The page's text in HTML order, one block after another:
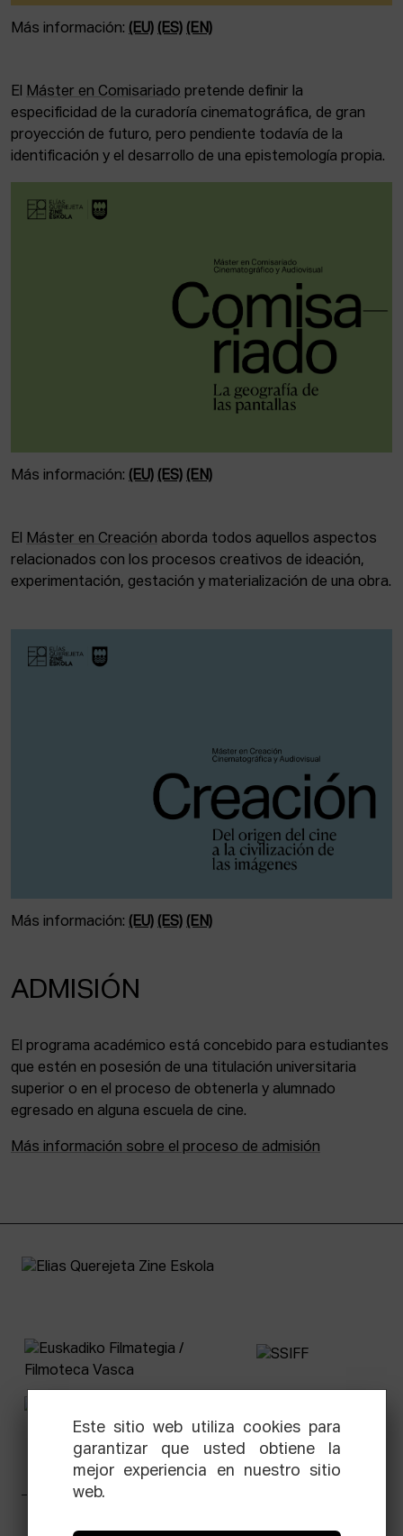
Más información: (EU) (ES) (EN)
El Máster en Comisariado pretende definir la
especificidad de la curadoría cinematográfica, de gran
proyección de futuro, pero pendiente todavía de la
identificación y el desarrollo de una epistemología propia.
Más información: (EU) (ES) (EN)
El Máster en Creación aborda todos aquellos aspectos
relacionados con los procesos creativos de ideación,
experimentación, gestación y materialización de una obra.
Más información: (EU) (ES) (EN)
ADMISIÓN
El programa académico está concebido para estudiantes
que estén en posesión de una titulación universitaria
superior o en el proceso de obtenerla y alumnado
egresado en alguna escuela de cine.
Más información sobre el proceso de admisión
Facebook Equis Instagram Threads Newsletter
Este sitio web utiliza cookies para
garantizar que usted obtiene la
mejor experiencia en nuestro sitio
web.